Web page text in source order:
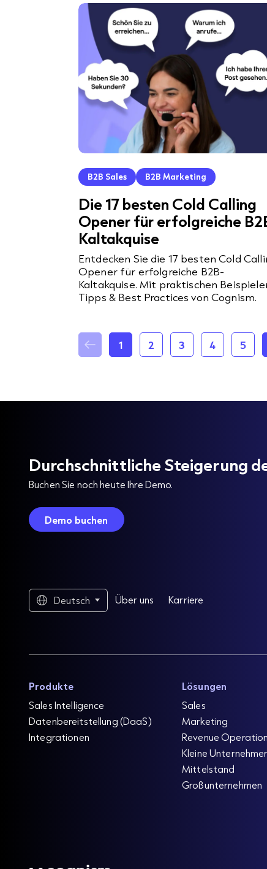
B2B Sales B2B Marketing
Die 17 besten Cold Calling
Opener für erfolgreiche
Kaltakquise
Entdecken Sie die 17 besten Cold
Opener für erfolgreiche B2B-
Kaltakquise. Mit praktischen
Tipps & Best Practices von Cognism.
1 2 3 4 5
Durchschnittliche Steigerung
Buchen Sie noch heute Ihre Demo.
Demo buchen
Deutsch Über uns Karriere
Produkte
Sales Intelligence
Datenbereitstellung (DaaS)
Integrationen
Lösungen
Sales
Marketing
Revenue
Kleine
Mittelstand
Großunternehmen